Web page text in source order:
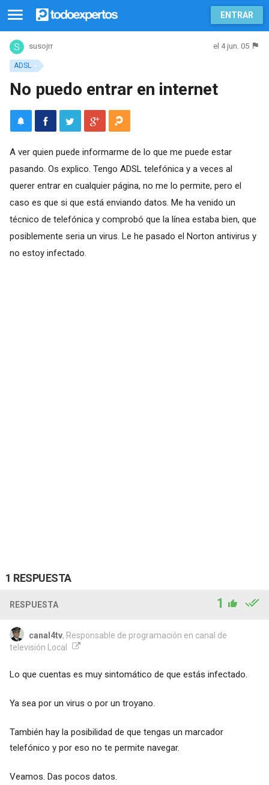
ENTRAR
ADSL
susojrr el 4 jun. 05
No puedo entrar en internet
A ver quien puede informarme de lo que me puede estar
pasando. Os explico. Tengo ADSL telefónica y a veces al
querer entrar en cualquier página, no me lo permite, pero el
caso es que si que está enviando datos. Me ha venido un
técnico de telefónica y comprobó que la línea estaba bien, que
posiblemente seria un virus. Le he pasado el Norton antivirus y
no estoy infectado.
1 RESPUESTA
RESPUESTA 1
canal4tv, Responsable de programación en canal de
televisión Local
Lo que cuentas es muy sintomático de que estás infectado.
Ya sea por un virus o por un troyano.
También hay la posibilidad de que tengas un marcador
telefónico y por eso no te permite navegar.
Veamos. Das pocos datos.